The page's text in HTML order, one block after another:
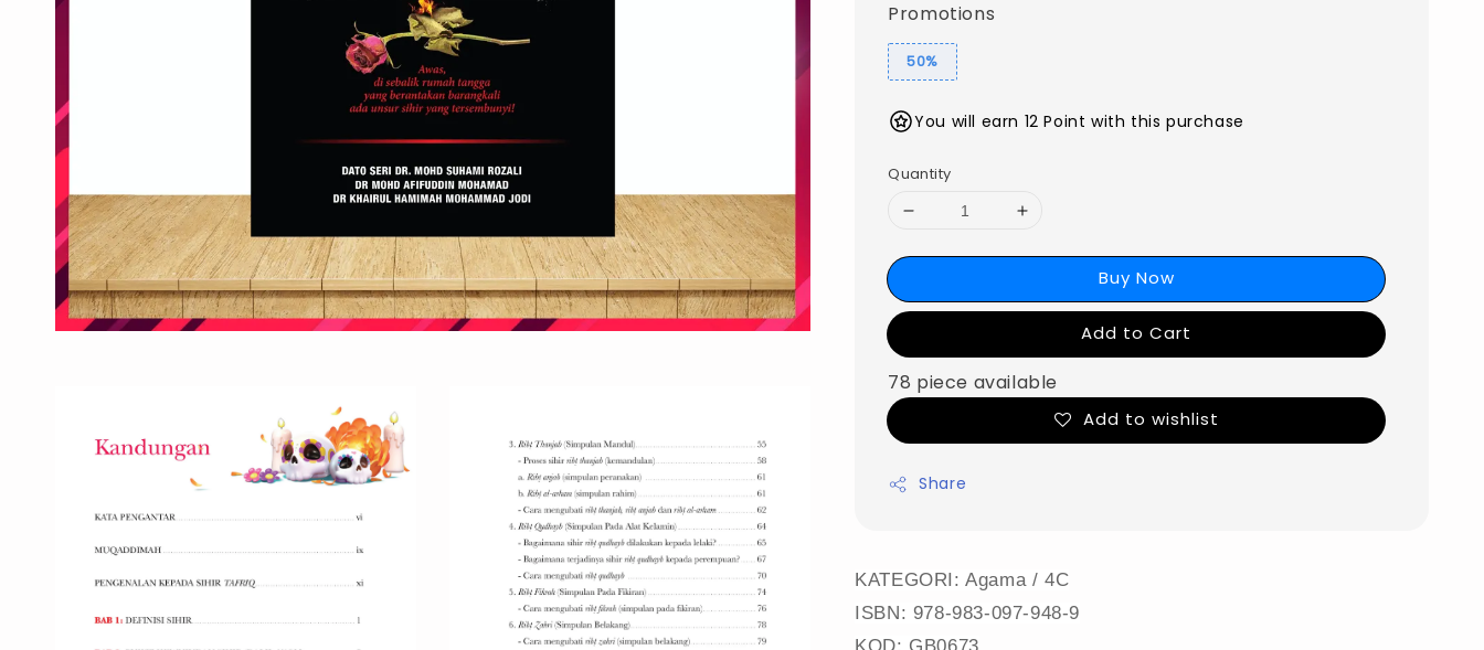
Promotions
50%
You will earn 12 Point with this purchase
Quantity
Buy Now
Add to Cart
78 piece available
Add to wishlist
Share
KATEGORI: Agama / 4C
ISBN: 978-983-097-948-9